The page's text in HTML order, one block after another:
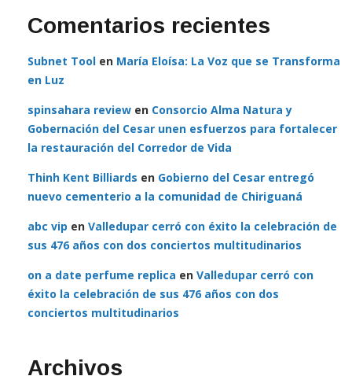
Comentarios recientes
Subnet Tool en María Eloísa: La Voz que se Transforma
en Luz
spinsahara review en Consorcio Alma Natura y
Gobernación del Cesar unen esfuerzos para fortalecer
la restauración del Corredor de Vida
Thinh Kent Billiards en Gobierno del Cesar entregó
nuevo cementerio a la comunidad de Chiriguaná
abc vip en Valledupar cerró con éxito la celebración de
sus 476 años con dos conciertos multitudinarios
on a date perfume replica en Valledupar cerró con
éxito la celebración de sus 476 años con dos
conciertos multitudinarios
Archivos